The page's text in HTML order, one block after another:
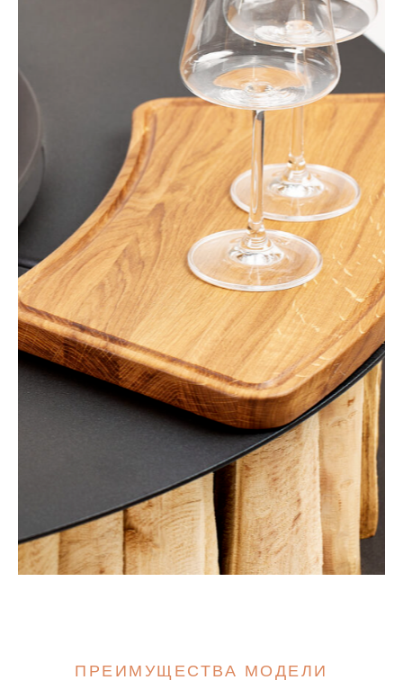
ПРЕИМУЩЕСТВА МОДЕЛИ